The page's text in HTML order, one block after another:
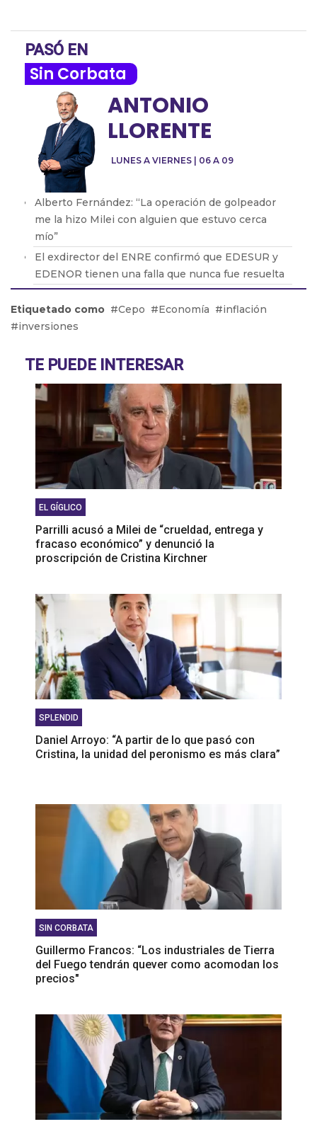
PASÓ EN
Sin Corbata
LUNES A VIERNES | 06 A 09
ANTONIO
LLORENTE
Alberto Fernández: “La operación de golpeador
me la hizo Milei con alguien que estuvo cerca
mío”
El exdirector del ENRE confirmó que EDESUR y
EDENOR tienen una falla que nunca fue resuelta
por el ser humano”
Fabián Vena con Barton: cómo será la nueva obra
Pablo Echarri: “La cultura es un hecho peligroso
para este gobierno de ultraderecha”
Etiquetado como Cepo Economía
inflación
inversiones
TE PUEDE INTERESAR
EL GÍGLICO
Parrilli acusó a Milei de “crueldad, entrega y
fracaso económico” y denunció la
proscripción de Cristina Kirchner
SPLENDID
Daniel Arroyo: “A partir de lo que pasó con
Cristina, la unidad del peronismo es más clara”
SIN CORBATA
Guillermo Francos: “Los industriales de Tierra
del Fuego tendrán quever como acomodan los
precios"